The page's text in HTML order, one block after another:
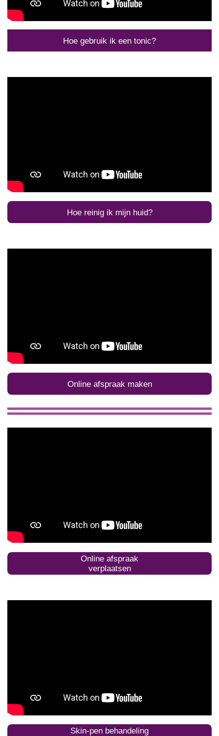
Hoe gebruik ik een tonic?
Hoe reinig ik mijn huid?
Online afspraak maken
Online afspraak
verplaatsen
Skin-pen behandeling